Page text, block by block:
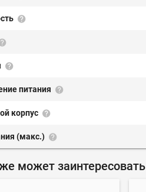
питания
корпус
(макс.)
может заинтересовать